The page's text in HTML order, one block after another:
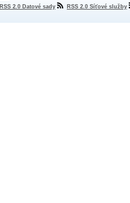
RSS 2.0 Datové sady RSS 2.0 Síťové služby